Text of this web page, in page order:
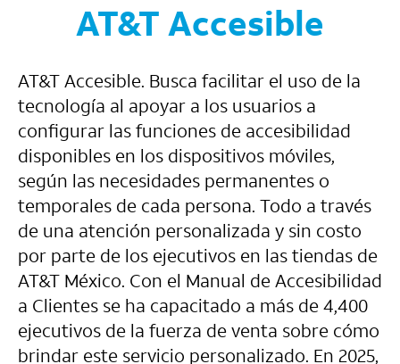
AT&T Accesible
AT&T Accesible. Busca facilitar el uso de la
tecnología al apoyar a los usuarios a
configurar las funciones de accesibilidad
disponibles en los dispositivos móviles,
según las necesidades permanentes o
temporales de cada persona. Todo a través
de una atención personalizada y sin costo
por parte de los ejecutivos en las tiendas de
AT&T México. Con el Manual de Accesibilidad
a Clientes se ha capacitado a más de 4,400
ejecutivos de la fuerza de venta sobre cómo
brindar este servicio personalizado. En 2025,